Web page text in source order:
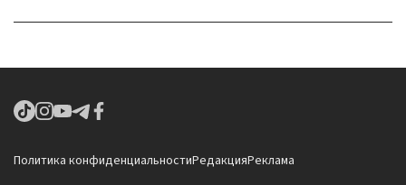
Политика конфиденциальностиРедакцияРеклама